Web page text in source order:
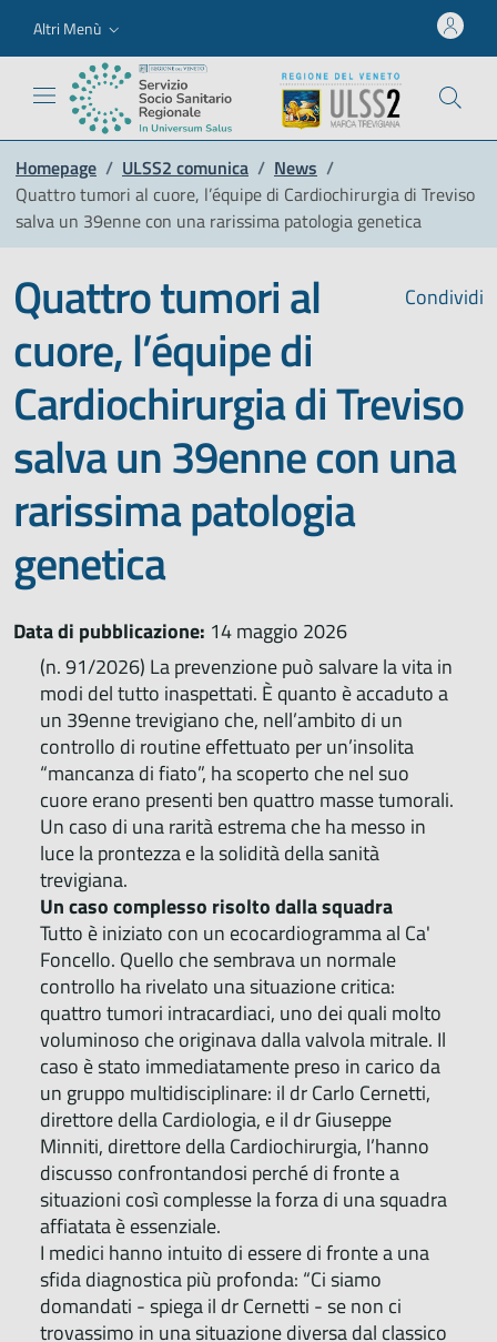
Altri Menù
Homepage / ULSS2 comunica / News /
Quattro tumori al cuore, l’équipe di Cardiochirurgia di Treviso
salva un 39enne con una rarissima patologia genetica
Condividi
Quattro tumori al
cuore, l’équipe di
Cardiochirurgia di Treviso
salva un 39enne con una
rarissima patologia
genetica
Data di pubblicazione: 14 maggio 2026
(n. 91/2026) La prevenzione può salvare la vita in
modi del tutto inaspettati. È quanto è accaduto a
un 39enne trevigiano che, nell’ambito di un
controllo di routine effettuato per un’insolita
“mancanza di fiato”, ha scoperto che nel suo
cuore erano presenti ben quattro masse tumorali.
Un caso di una rarità estrema che ha messo in
luce la prontezza e la solidità della sanità
trevigiana.
Un caso complesso risolto dalla squadra
Tutto è iniziato con un ecocardiogramma al Ca'
Foncello. Quello che sembrava un normale
controllo ha rivelato una situazione critica:
quattro tumori intracardiaci, uno dei quali molto
voluminoso che originava dalla valvola mitrale. Il
caso è stato immediatamente preso in carico da
un gruppo multidisciplinare: il dr Carlo Cernetti,
direttore della Cardiologia, e il dr Giuseppe
Minniti, direttore della Cardiochirurgia, l’hanno
discusso confrontandosi perché di fronte a
situazioni così complesse la forza di una squadra
affiatata è essenziale.
I medici hanno intuito di essere di fronte a una
sfida diagnostica più profonda: “Ci siamo
domandati - spiega il dr Cernetti - se non ci
trovassimo in una situazione diversa dal classico